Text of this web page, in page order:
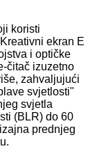
koristi
ekran E
i optičke
čitač izuzetno
zahvaljujući
svjetlosti"
svjetla
(BLR) do 60
prednjeg